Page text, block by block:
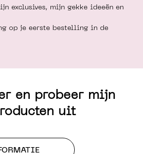
exclusives, mijn gekke ideeën en
op je eerste bestelling in de
en probeer mijn
uit